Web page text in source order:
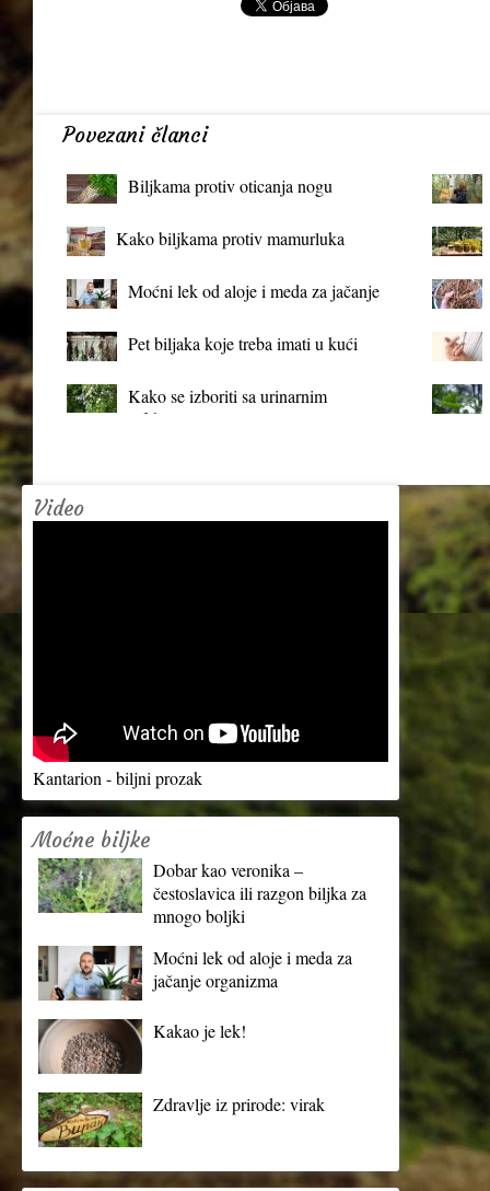
Povezani članci
Biljkama protiv oticanja nogu
Kako biljkama protiv mamurluka
Moćni lek od aloje i meda za jačanje
Pet biljaka koje treba imati u kući
Kako se izboriti sa urinarnim
infekcijama?
Video
Kantarion - biljni prozak
Moćne biljke
Dobar kao veronika –
čestoslavica ili razgon biljka za
mnogo boljki
Moćni lek od aloje i meda za
jačanje organizma
Kakao je lek!
Zdravlje iz prirode: virak